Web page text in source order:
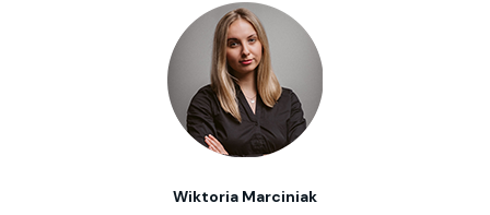
Wiktoria Marciniak